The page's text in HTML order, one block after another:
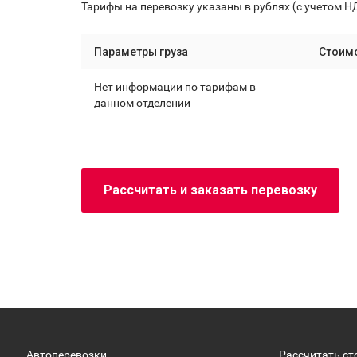
Тарифы на перевозку указаны в рублях (с учетом
Параметры груза
Нет информации по тарифам в
данном отделении
Рассчитать и заказать перевозку
Автоперевозки Рассчитать